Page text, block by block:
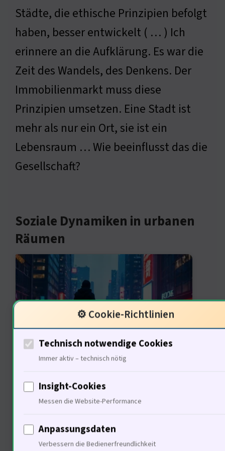
Städte, die ethische Prinzipien befolgt
haben, besser entwickelt ( … ) Ich
erinnere an die Aufklärung. Es war die
Zeit des Wandels, des Denkens. Der
Immobilienmarkt muss diese
Prinzipien umsetzen. Eine Stadt ist
mehr als nur ein Ort, sie ist ein
Lebensraum … Wie beeinflusst das die
Gesellschaft?
Soziale Dynamiken in urbanen
Räumen
Die Antwort ist klar: Urbanisierung
verändert die sozialen Strukturen.
80% der Menschen leben in Städten.
Diesehat tiefgreifende Auswirkungen
auf das Zusammenleben. Historisch
⚙️ Cookie-Richtlinien
Technisch notwendige Cookies
Immer aktiv – technisch nötig
Insight-Cookies
Messen die Website-Performance
Anpassungsdaten
Verbessern die Bedienerfreundlichkeit